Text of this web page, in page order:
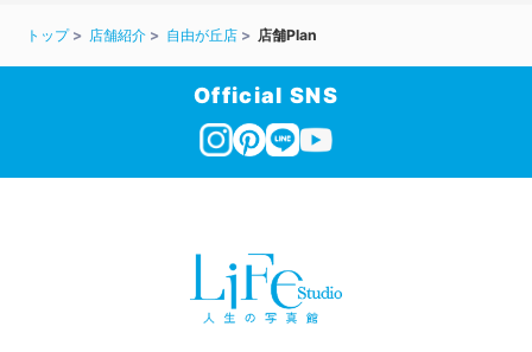
トップ 店舗紹介 自由が丘店 店舗Plan
Official SNS